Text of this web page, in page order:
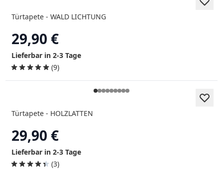
Türtapete - WALD LICHTUNG
29,90 €
Lieferbar in 2-3 Tage
(9)
Türtapete - HOLZLATTEN
29,90 €
Lieferbar in 2-3 Tage
(3)